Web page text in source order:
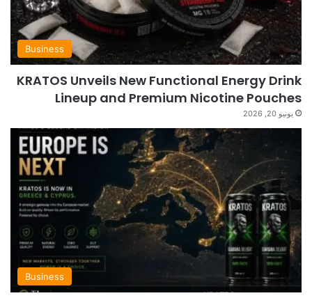
Business
KRATOS Unveils New Functional Energy Drink
Lineup and Premium Nicotine Pouches
يونيو 20, 2026
Business